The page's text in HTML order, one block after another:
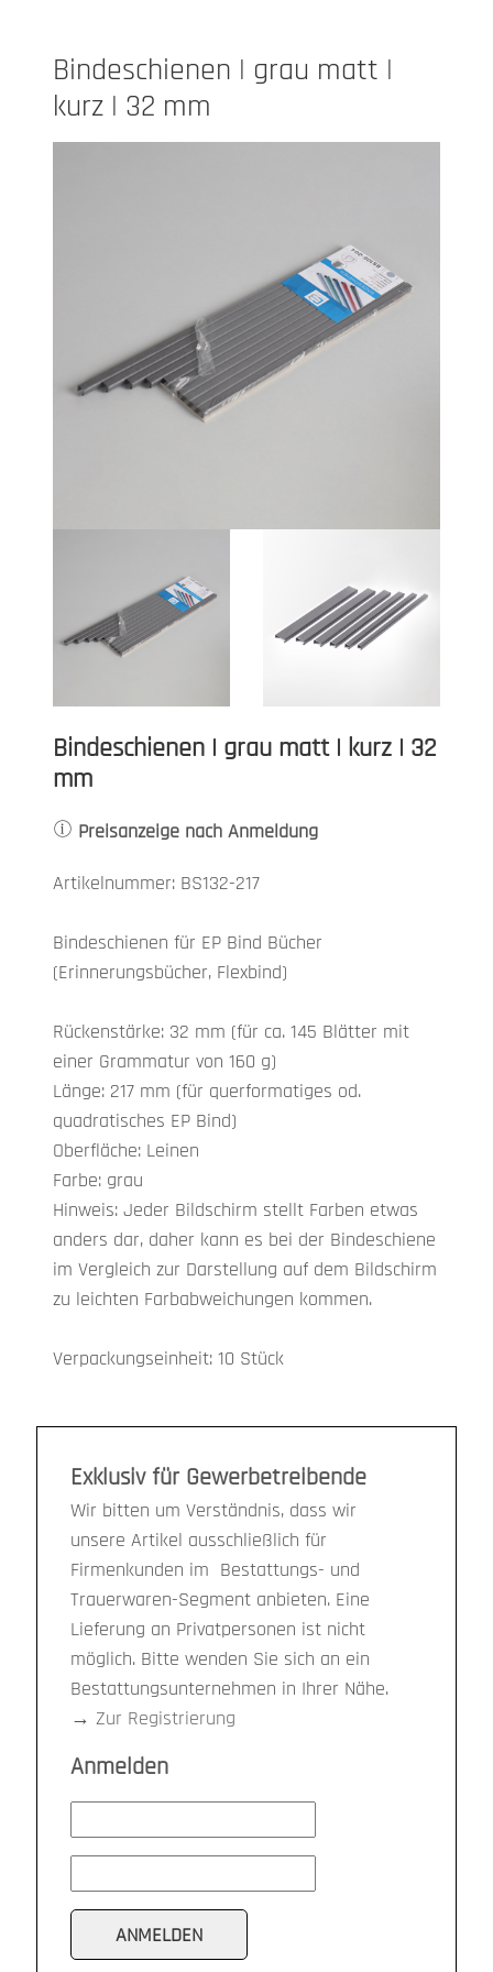
Bindeschienen | grau matt |
kurz | 32 mm
Bindeschienen | grau matt | kurz | 32
mm
Preisanzeige nach Anmeldung
Artikelnummer: BS132-217
Bindeschienen für EP Bind Bücher
(Erinnerungsbücher, Flexbind)
Rückenstärke: 32 mm (für ca. 145 Blätter mit
einer Grammatur von 160 g)
Länge: 217 mm (für querformatiges od.
quadratisches EP Bind)
Oberfläche: Leinen
Farbe: grau
Hinweis: Jeder Bildschirm stellt Farben etwas
anders dar, daher kann es bei der Bindeschiene
im Vergleich zur Darstellung auf dem Bildschirm
zu leichten Farbabweichungen kommen.
Verpackungseinheit: 10 Stück
Exklusiv für Gewerbetreibende
Wir bitten um Verständnis, dass wir
unsere Artikel ausschließlich für
Firmenkunden im Bestattungs- und
Trauerwaren-Segment anbieten. Eine
Lieferung an Privatpersonen ist nicht
möglich. Bitte wenden Sie sich an ein
Bestattungsunternehmen in Ihrer Nähe.
→ Zur Registrierung
Anmelden